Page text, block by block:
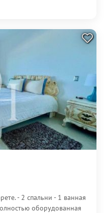
- 2 спальни - 1 ванная
оборудованная